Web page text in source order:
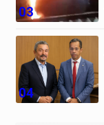
03
04